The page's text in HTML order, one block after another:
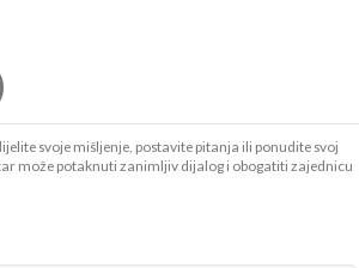
svoje mišljenje, postavite pitanja ili ponudite svoj
može potaknuti zanimljiv dijalog i obogatiti zajednicu